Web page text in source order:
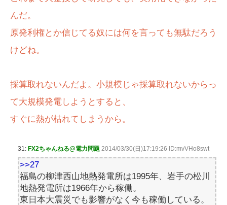
んだ。
原発利権とか信じてる奴には何を言っても無駄だろう
けどね。
採算取れないんだよ。小規模じゃ採算取れないからっ
て大規模発電しようとすると、
すぐに熱が枯れてしまうから。
31: FX2ちゃんねる@電力問題 2014/03/30(日)17:19:26 ID:mvVHo8swt
>>27
福島の柳津西山地熱発電所は1995年、岩手の松川
地熱発電所は1966年から稼働。
東日本大震災でも影響がなく今も稼働している。